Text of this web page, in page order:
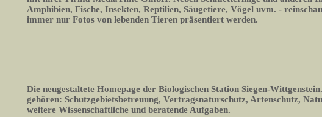
Amphibien, Fische, Insekten, Reptilien, Säugetiere, Vögel uvm. -
immer nur Fotos von lebenden Tieren präsentiert werden.
Die neugestaltete Homepage der Biologischen Station Siegen-
gehören: Schutzgebietsbetreuung, Vertragsnaturschutz, Artenschutz,
weitere Wissenschaftliche und beratende Aufgaben.